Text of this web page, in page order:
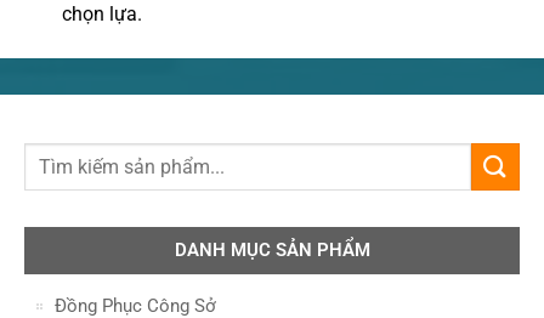
chọn lựa.
DANH MỤC SẢN PHẨM
Đồng Phục Công Sở